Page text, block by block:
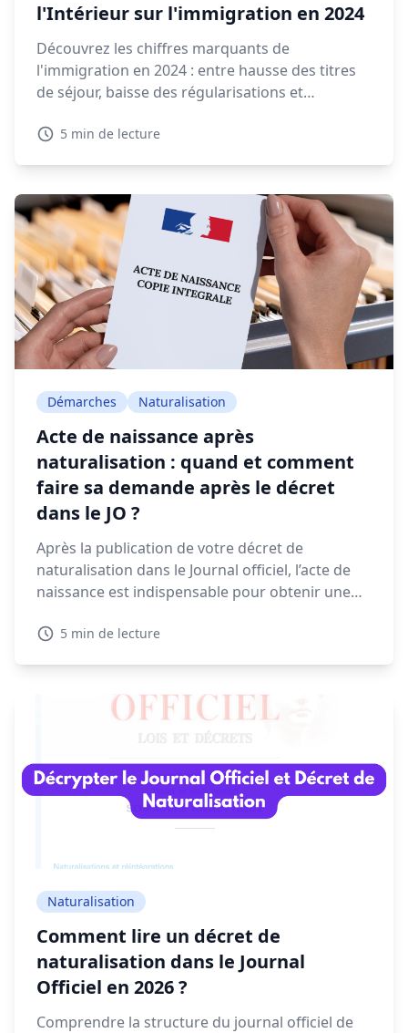
l'Intérieur sur l'immigration en 2024
Découvrez les chiffres marquants de
l'immigration en 2024 : entre hausse des titres
de séjour, baisse des régularisations et
migratoire soulève de vifs débats.
5 min de lecture
Démarches Naturalisation
Acte de naissance après
naturalisation : quand et comment
faire sa demande après le décret
dans le JO ?
Après la publication de votre décret de
naturalisation dans le Journal officiel, l’acte de
naissance est indispensable pour obtenir une
administratives. Voyons dans ce guide quand et
5 min de lecture
Naturalisation
Comment lire un décret de
naturalisation dans le Journal
Officiel en 2026 ?
Comprendre la structure du journal officiel de